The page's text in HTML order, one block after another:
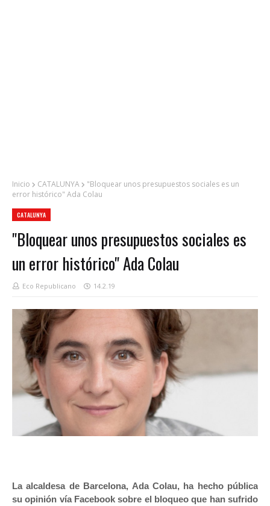
Inicio CATALUNYA
"Bloquear unos presupuestos sociales es un
error histórico" Ada Colau
CATALUNYA
"Bloquear unos presupuestos sociales es
un error histórico" Ada Colau
Eco Republicano 14.2.19
La alcaldesa de Barcelona, Ada Colau, ha hecho pública
su opinión vía Facebook sobre el bloqueo que han sufrido